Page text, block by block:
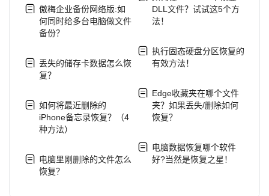
傲梅企业备份网络版:如
何同时给多台电脑做文件
备份？
丢失的储存卡数据怎么恢
复？
如何将最近删除的
iPhone备忘录恢复？（4
种方法）
电脑里刚删除的文件怎么
恢复？
DLL文件？试试这5个方
法！
执行固态硬盘分区恢复的
有效方法！
Edge收藏夹在哪个文件
夹？如果丢失/删除如何
恢复？
电脑数据恢复哪个软件
好?当然是恢复之星！